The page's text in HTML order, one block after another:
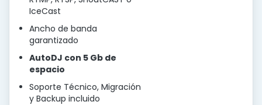
IceCast
Ancho de banda
garantizado
AutoDJ con 5 Gb de
espacio
Soporte Técnico, Migración
y Backup incluido